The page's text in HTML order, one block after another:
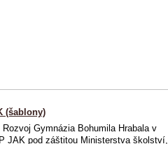
(šablony)
Gymnázia Bohumila Hrabala v
JAK pod záštitou Ministerstva školství,